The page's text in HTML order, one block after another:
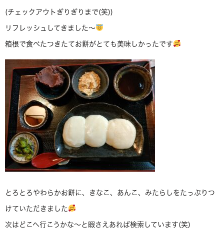
(チェックアウトぎりぎりまで(笑))
リフレッシュしてきました～
箱根で食べたつきたてお餅がとても美味しかったです
とろとろやわらかお餅に、きなこ、あんこ、みたらしをたっぷりつ
けていただきました
次はどこへ行こうかな～と暇さえあれば検索しています(笑)